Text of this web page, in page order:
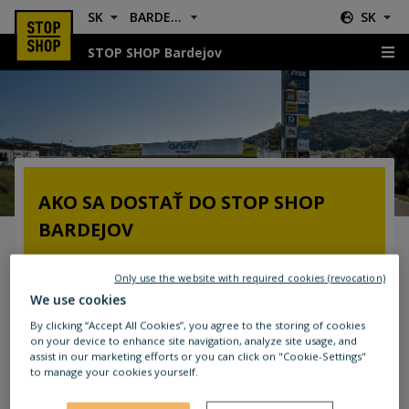
SK BARDEJOV SK
STOP SHOP Bardejov
AKO SA DOSTAŤ DO STOP SHOP
BARDEJOV
Dostupnosť autom:
Nákupné centrum sa nachádza pri kruhovom
objazde na ulici Duklianska (cesta I. triedy č. 77)
a ulici Priemyselná.
Dostupnosť hromadnou dopravou:
Autobusová zástavka ""Duklianska – kruhový
We use cookies
By clicking “Accept All Cookies”, you agree to the storing of cookies
on your device to enhance site navigation, analyze site usage, and
assist in our marketing efforts or you can click on "Cookie-Settings"
to manage your cookies yourself.
Only use the website with required cookies (revocation)